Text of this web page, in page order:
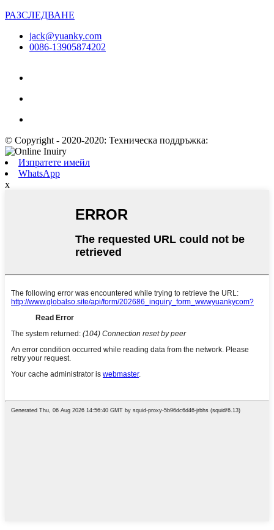
РАЗСЛЕДВАНЕ
jack@yuanky.com
0086-13905874202
© Copyright - 2020-2020: Техническа поддръжка:
Изпратете имейл
WhatsApp
x